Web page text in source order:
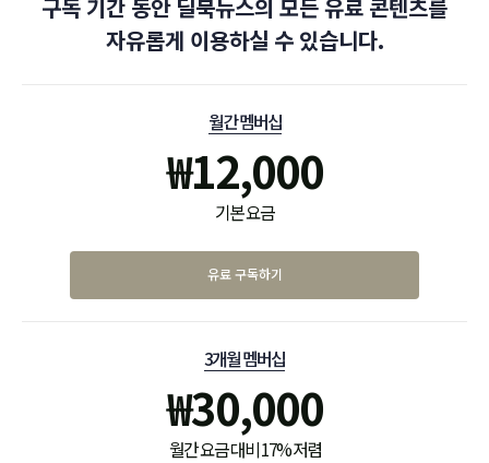
구독 기간 동안 딜북뉴스의 모든 유료 콘텐츠를
자유롭게 이용하실 수 있습니다.
월간 멤버십
₩12,000
기본 요금
유료 구독하기
3개월 멤버십
₩30,000
월간 요금 대비 17% 저렴